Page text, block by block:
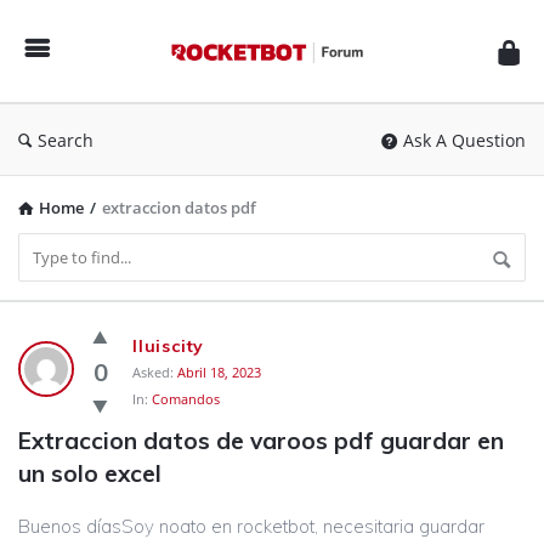
Forum
Search Ask A Question
Home / extraccion datos pdf
Rocketbot
Forum
Latest
Questions
0
lluiscity
Asked: Abril 18, 2023
In: Comandos
Extraccion datos de varoos pdf guardar en
un solo excel
Buenos díasSoy noato en rocketbot, necesitaria guardar